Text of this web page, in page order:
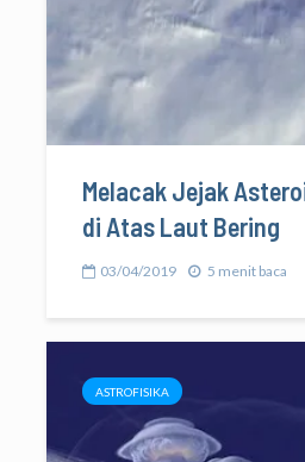
Melacak Jejak
di Atas Laut Bering
03/04/2019 5 menit baca
ASTROFISIKA